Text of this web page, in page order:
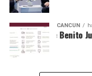
CANCÚN
de Benito